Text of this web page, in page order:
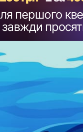
першого
завжди